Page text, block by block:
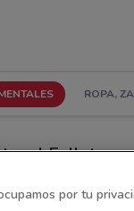
ROPA,
el Folleto
de ti Tiendas
por tu